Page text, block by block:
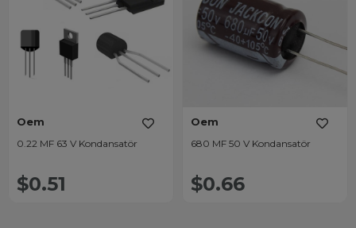
Oem
0.22 MF 63 V Kondansatör
$0.51
Oem
680 MF 50 V Kondansatör
$0.66